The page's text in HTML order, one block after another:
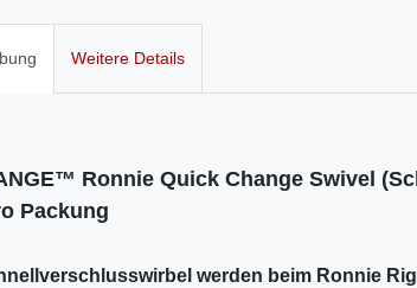
Weitere Details
Ronnie Quick Change Swivel
Packung
werden beim Ronnie